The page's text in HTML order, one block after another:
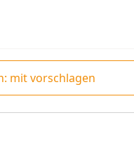
mit vorschlagen